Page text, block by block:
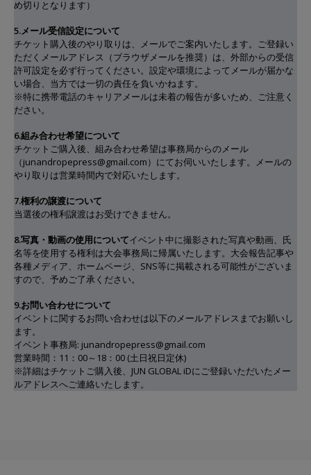
め切りとなります）
5.メール受信設定について
チケット購入後のやり取りは、メールでご案内いたします。ご登録い
ただくメールアドレス（ブラウザメールを推奨）は、外部からの受信
許可設定を必ず行ってください。設定や環境によってメールが届かな
い場合、当方では一切の責任を負いかねます。
※特に携帯電話のキャリアメールは未着の報告が多いため、ご注意く
ださい。
6.組み合わせ希望について
チケットご購入後、組み合わせ希望は事務局からのメール
（junandropepress@gmail.com）にてお伺いいたします。メールの
やり取りは営業時間内で対応いたします。
7.権利の譲渡について
当選後の権利譲渡はお受けできません。
8.写真・動画の使用についてイベント中に撮影された写真や動画、氏
名等を使用する権利は大会事務局に帰属いたします。大会報告記事や
各種メディア、ホームページ、SNS等に掲載される可能性がございま
すので、予めご了承ください。
9.お問い合わせについて
イベントに関するお問い合わせは以下のメールアドレスまでお願いし
ます。
イベント事務局: junandropepress@gmail.com
営業時間：11：00～18：00 (土日祝日定休)
※詳細はチケットご購入後、JUN GLOBAL iDにご登録いただいたメー
ルアドレスへご連絡いたします。